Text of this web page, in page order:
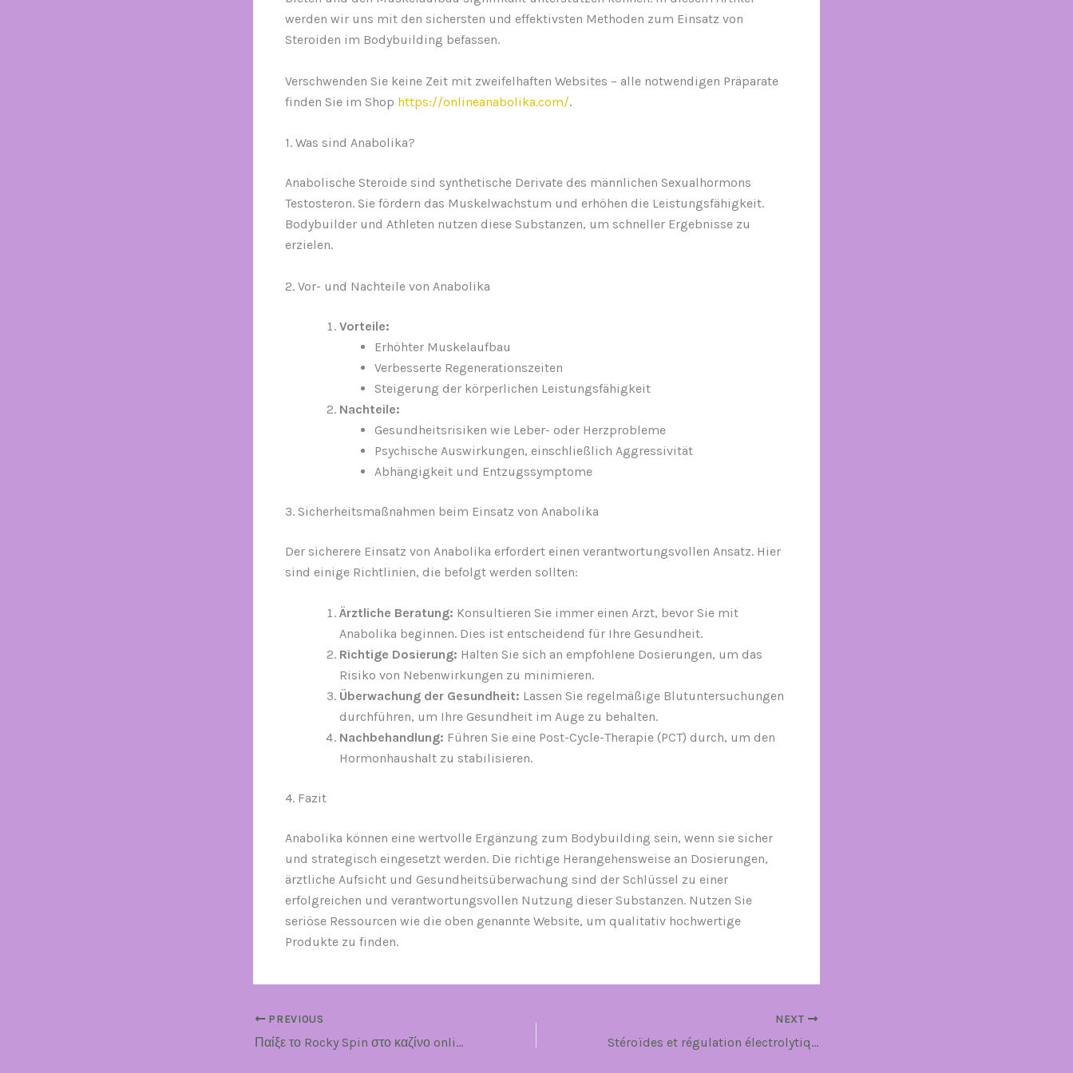
werden wir uns mit den sichersten und effektivsten Methoden zum Einsatz von
Steroiden im Bodybuilding befassen.
Verschwenden Sie keine Zeit mit zweifelhaften Websites – alle notwendigen Präparate
finden Sie im Shop https://onlineanabolika.com/.
1. Was sind Anabolika?
Anabolische Steroide sind synthetische Derivate des männlichen Sexualhormons
Testosteron. Sie fördern das Muskelwachstum und erhöhen die Leistungsfähigkeit.
Bodybuilder und Athleten nutzen diese Substanzen, um schneller Ergebnisse zu
erzielen.
2. Vor- und Nachteile von Anabolika
Vorteile:
Erhöhter Muskelaufbau
Verbesserte Regenerationszeiten
Steigerung der körperlichen Leistungsfähigkeit
Nachteile:
Gesundheitsrisiken wie Leber- oder Herzprobleme
Psychische Auswirkungen, einschließlich Aggressivität
Abhängigkeit und Entzugssymptome
3. Sicherheitsmaßnahmen beim Einsatz von Anabolika
Der sicherere Einsatz von Anabolika erfordert einen verantwortungsvollen Ansatz. Hier
sind einige Richtlinien, die befolgt werden sollten:
Ärztliche Beratung: Konsultieren Sie immer einen Arzt, bevor Sie mit
Anabolika beginnen. Dies ist entscheidend für Ihre Gesundheit.
Richtige Dosierung: Halten Sie sich an empfohlene Dosierungen, um das
Risiko von Nebenwirkungen zu minimieren.
Überwachung der Gesundheit: Lassen Sie regelmäßige Blutuntersuchungen
durchführen, um Ihre Gesundheit im Auge zu behalten.
Nachbehandlung: Führen Sie eine Post-Cycle-Therapie (PCT) durch, um den
Hormonhaushalt zu stabilisieren.
4. Fazit
Anabolika können eine wertvolle Ergänzung zum Bodybuilding sein, wenn sie sicher
und strategisch eingesetzt werden. Die richtige Herangehensweise an Dosierungen,
ärztliche Aufsicht und Gesundheitsüberwachung sind der Schlüssel zu einer
erfolgreichen und verantwortungsvollen Nutzung dieser Substanzen. Nutzen Sie
seriöse Ressourcen wie die oben genannte Website, um qualitativ hochwertige
Produkte zu finden.
PREVIOUS
Παίξε το Rocky Spin στο καζίνο online στην Ελλάδα – Δεν χρειάζεται να εξοδεύετε να παίξετε!
NEXT
Stéroïdes et régulation électrolytique essentielle